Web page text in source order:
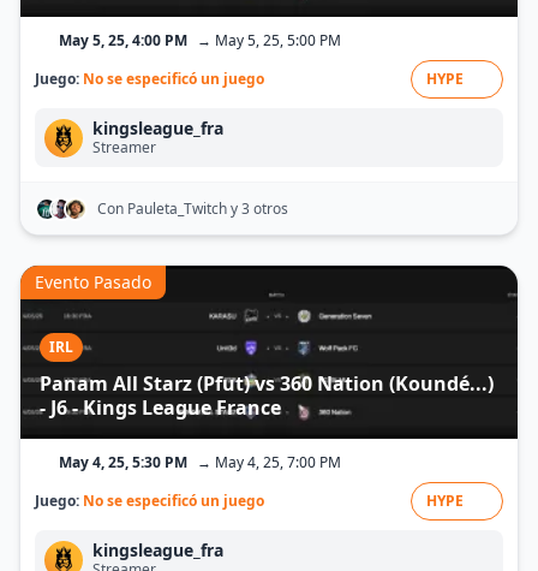
May 5, 25, 4:00 PM → May 5, 25, 5:00 PM
Juego: No se especificó un juego HYPE
kingsleague_fra
Streamer
Con Pauleta_Twitchy 3 otros
IRL
Panam All Starz (Pfut) vs 360 Nation (Koundé...)
- J6 - Kings League France
Evento Pasado
May 4, 25, 5:30 PM → May 4, 25, 7:00 PM
Juego: No se especificó un juego HYPE
kingsleague_fra